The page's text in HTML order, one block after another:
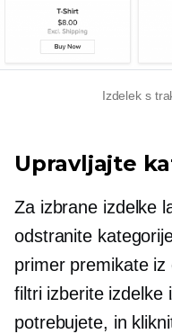
Izdelek s
Upravljajte
Za izbrane izdelke
odstranite
primer premikate
filtri izberite izdelke
potrebujete, in